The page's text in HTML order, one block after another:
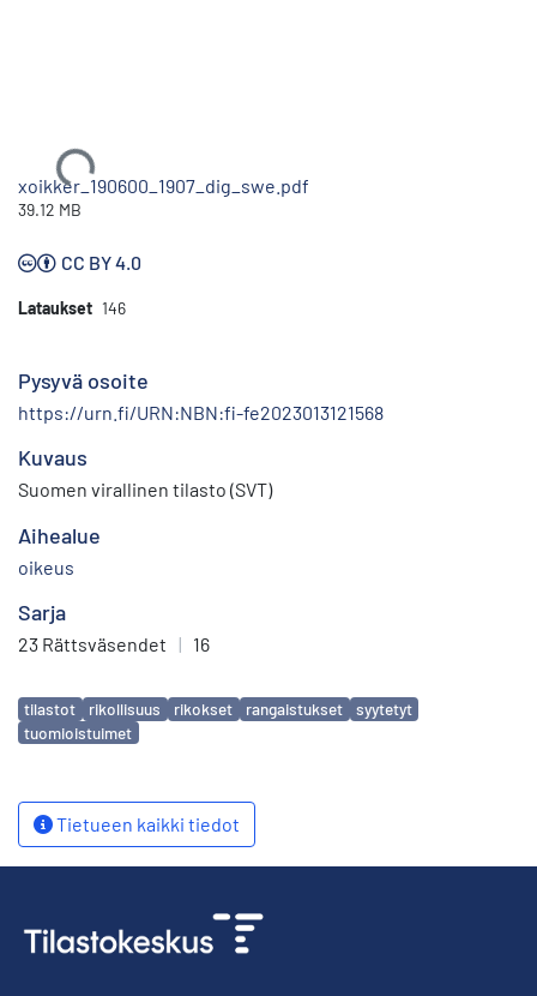
Ladataan...
xoikker_190600_1907_dig_swe.pdf
39.12 MB
CC BY 4.0
Lataukset 146
Pysyvä osoite
https://urn.fi/URN:NBN:fi-fe2023013121568
Kuvaus
Suomen virallinen tilasto (SVT)
Aihealue
oikeus
Sarja
23 Rättsväsendet | 16
Avainsanat
tilastot rikollisuus rikokset rangaistukset
syytetyt
tuomioistuimet
Tietueen kaikki tiedot